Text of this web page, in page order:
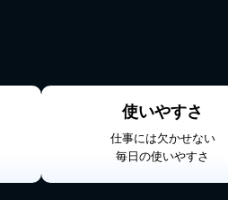
使いやすさ
仕事には⽋かせない
毎日の使いやすさ